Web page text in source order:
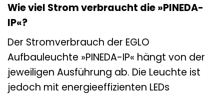
Wie viel Strom verbraucht die »PINEDA-
IP«?
Der Stromverbrauch der EGLO
Aufbauleuchte »PINEDA-IP« hängt von der
jeweiligen Ausführung ab. Die Leuchte ist
jedoch mit energieeffizienten LEDs